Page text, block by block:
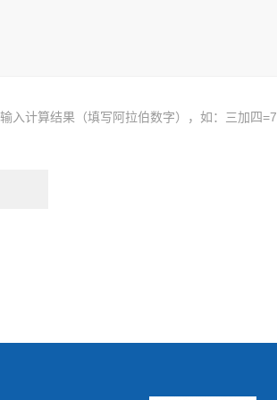
入计算结果（填写阿拉伯数字），如：三加四=7